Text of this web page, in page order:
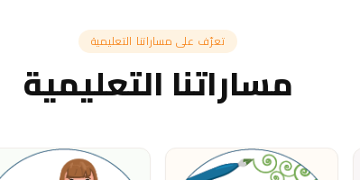
Canada, Australia, France, Sweden, Netherlands,
تعرّف على مساراتنا التعليمية
مساراتنا التعليمية